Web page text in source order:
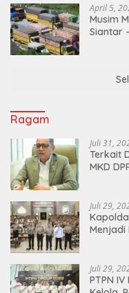
April 5,
Musim
Siantar
Ragam
Juli 31,
Terkait
MKD
Juli 29,
Menjadi
Juli 29,
PTPN